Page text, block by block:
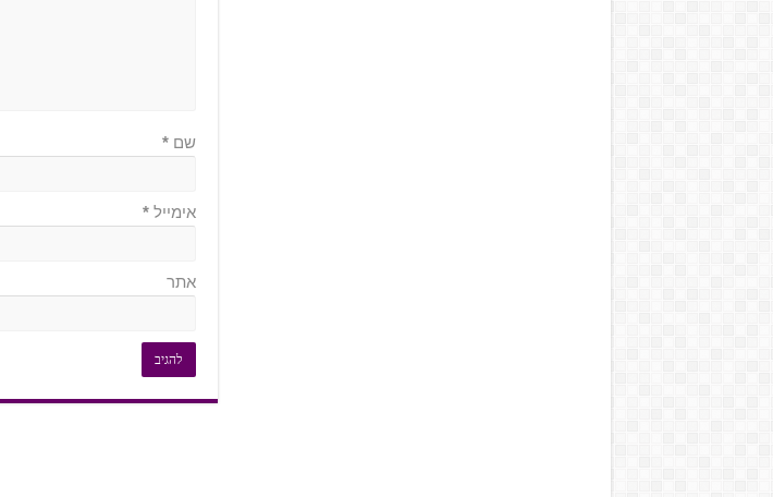
שם*
אימייל*
אתר